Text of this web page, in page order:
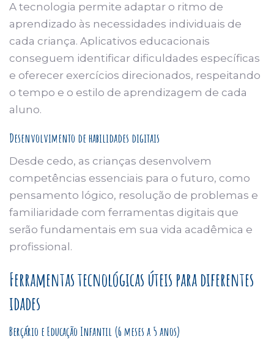
A tecnologia permite adaptar o ritmo de
aprendizado às necessidades individuais de
cada criança. Aplicativos educacionais
conseguem identificar dificuldades específicas
e oferecer exercícios direcionados, respeitando
o tempo e o estilo de aprendizagem de cada
aluno.
Desenvolvimento de habilidades digitais
Desde cedo, as crianças desenvolvem
competências essenciais para o futuro, como
pensamento lógico, resolução de problemas e
familiaridade com ferramentas digitais que
serão fundamentais em sua vida acadêmica e
profissional.
Ferramentas tecnológicas úteis para diferentes
idades
Berçário e Educação Infantil (6 meses a 5 anos)